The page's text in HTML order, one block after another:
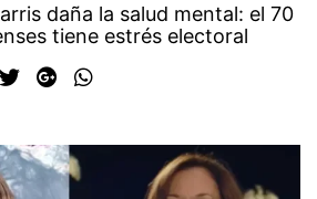
daña la salud mental: el 70
tiene estrés electoral